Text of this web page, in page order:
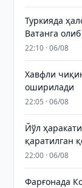
Туркияда
Ватанга
22:10 · 06/08
Хавфли
оширилади
22:05 · 06/08
Йўл
қаратилган
22:00 · 06/08
Фарғонада